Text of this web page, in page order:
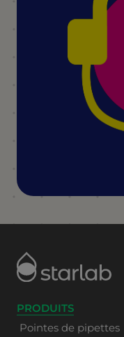
PRODUITS
Pointes de pipettes